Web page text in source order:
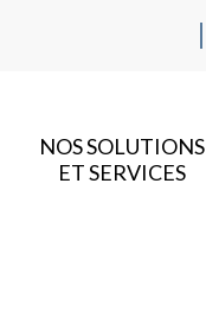
NOS SOLUTIONS
ET SERVICES